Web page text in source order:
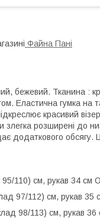
Файна Пані
бежевий. Тканина :
Еластична гумка на
красивий
розширені до
додаткового обсягу.
110) см, рукав 34 см
97/112) см, рукав
98/113) см, рукав